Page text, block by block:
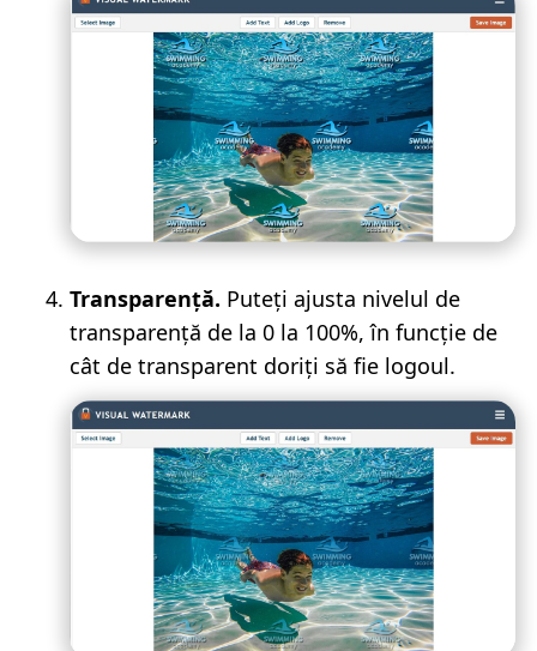
Transparență. Puteți ajusta nivelul de
transparență de la 0 la 100%, în funcție de
cât de transparent doriți să fie logoul.